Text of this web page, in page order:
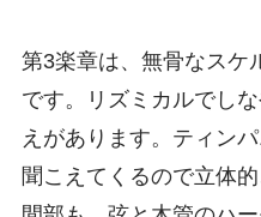
第3楽章は、無骨なスケ
です。リズミカルでし
えがあります。ティン
聞こえてくるので立体